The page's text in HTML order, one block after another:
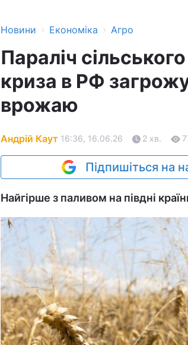
Новини › Економіка › Агро
Параліч
криза в РФ
врожаю
Андрій Каут 16:36, 16.06.26 2 хв.
Підпишіться на
Найгірше з паливом на півдні